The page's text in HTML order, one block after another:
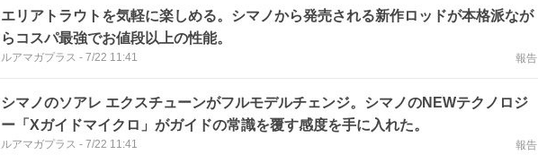
エリアトラウトを気軽に楽しめる。シマノから発売される新作ロッドが本格派なが
らコスパ最強でお値段以上の性能。
ルアマガプラス - 7/22 11:41 報告
シマノのソアレ エクスチューンがフルモデルチェンジ。シマノのNEWテクノロジ
ー「Xガイドマイクロ」がガイドの常識を覆す感度を手に入れた。
ルアマガプラス - 7/22 11:41 報告